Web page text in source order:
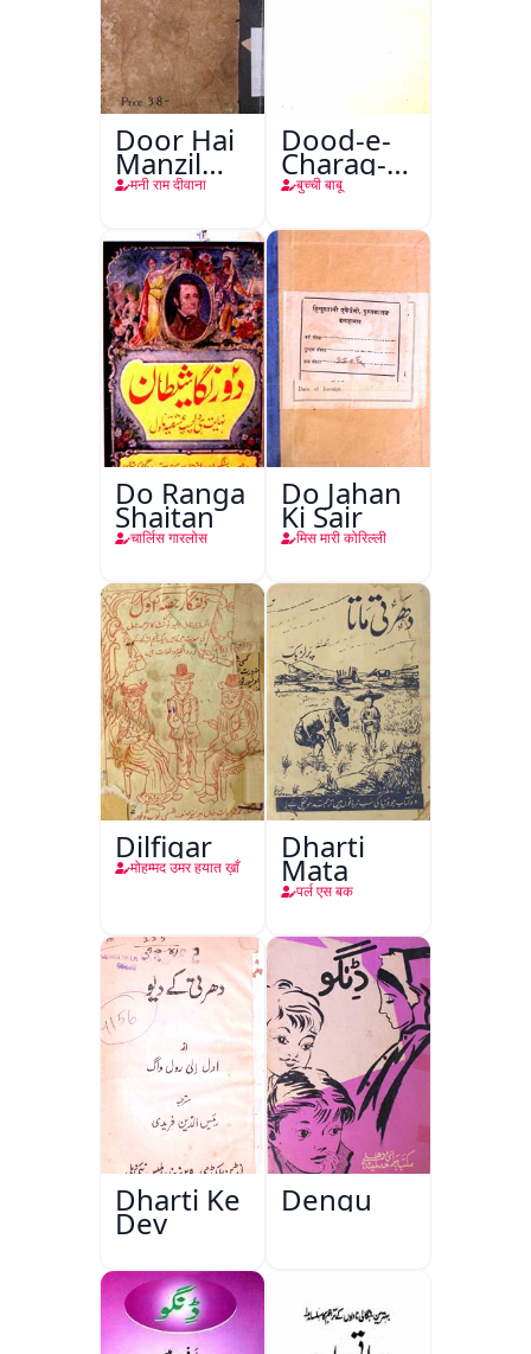
Door Hai
Manzil
Teri
मनी राम दीवाना
Dood-e-
Charag-e-
Mahfil
बुच्ची बाबू
Do Ranga
Shaitan
चार्लिस गारलोस
Do Jahan
Ki Sair
मिस मारी कोरिल्ली
Dilfigar
मोहम्मद उमर हयात ख़ाँ
Dharti
Mata
पर्ल एस बक
Dharti Ke
Dev
Dengu